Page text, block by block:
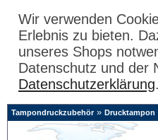
Wir verwenden
Erlebnis zu bieten.
unseres Shops
Datenschutz und der
Datenschutzerklärung.
Tampondruckzubehör» Drucktampon